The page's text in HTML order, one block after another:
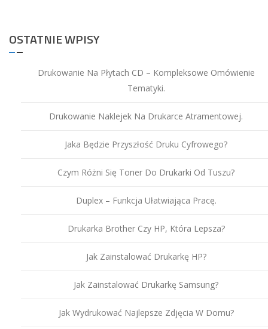
OSTATNIE WPISY
Drukowanie Na Płytach CD – Kompleksowe Omówienie
Tematyki.
Drukowanie Naklejek Na Drukarce Atramentowej.
Jaka Będzie Przyszłość Druku Cyfrowego?
Czym Różni Się Toner Do Drukarki Od Tuszu?
Duplex – Funkcja Ułatwiająca Pracę.
Drukarka Brother Czy HP, Która Lepsza?
Jak Zainstalować Drukarkę HP?
Jak Zainstalować Drukarkę Samsung?
Jak Wydrukować Najlepsze Zdjęcia W Domu?